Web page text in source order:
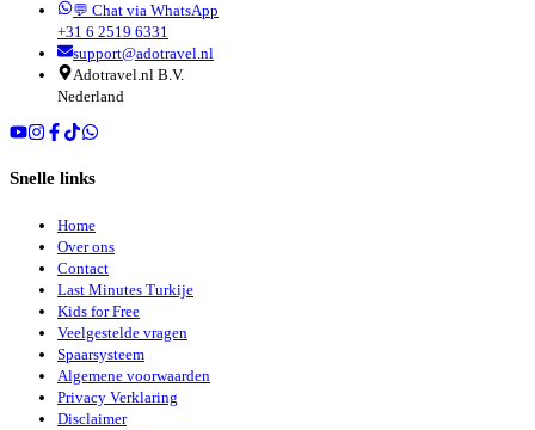
💬 Chat via WhatsApp
+31 6 2519 6331
support@adotravel.nl
Adotravel.nl B.V.
Nederland
Snelle links
Home
Over ons
Contact
Last Minutes Turkije
Kids for Free
Veelgestelde vragen
Spaarsysteem
Algemene voorwaarden
Privacy Verklaring
Disclaimer